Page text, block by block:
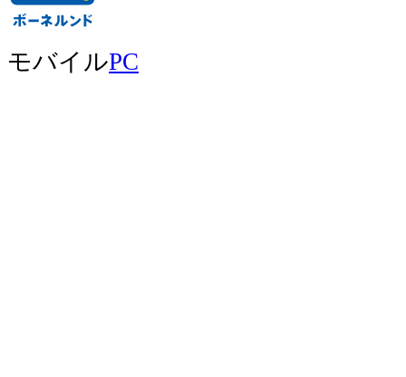
モバイルPC